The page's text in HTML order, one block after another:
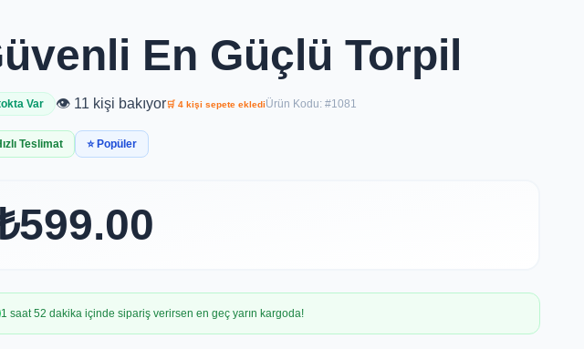
En Güçlü Torpil
Var 👁️ 11 kişi bakıyor🛒 4 kişi sepete eklediÜrün Kodu: #1081
Teslimat ⭐ Popüler
1 saat 52 dakika içinde sipariş verirsen en geç yarın kargoda!